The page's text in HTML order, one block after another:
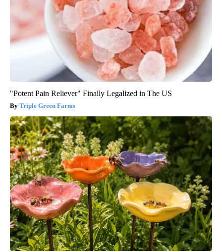
"Potent Pain Reliever" Finally Legalized in The US
Triple Green Farms